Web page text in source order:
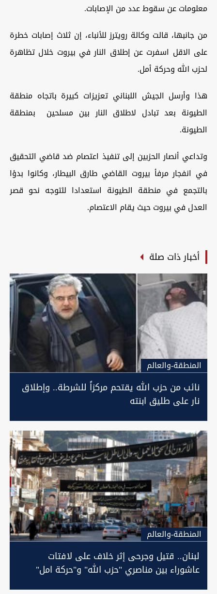
معلومات عن سقوط عدد من الإصابات.
من جانبها، قالت وكالة رويترز للأنباء، إن ثلاث إصابات خطرة
على الاقل اسفرت عن إطلاق النار في بيروت خلال تظاهرة
لحزب الله وحركة أمل.
هذا وأرسل الجيش اللبناني تعزيزات كبيرة باتجاه منطقة
الطيونة بعد تبادل لاطلاق النار بين مسلحين بمنطقة
الطيونة.
وتداعي أنصار الحزبين إلى تنفيذ اعتصام ضد قاضي التحقيق
في انفجار مرفأ بيروت القاضي طارق البيطار، وكانوا بدؤا
بالتجمع في منطقة الطيونة استعدادا للتوجه نحو قصر
العدل في بيروت حيث يقام الاعتصام.
أخبار ذات صلة
المنطقة-والعالم
نائب من حزب الله يقتحم مركزاً للشرطة.. وإطلاق
نار على طليق ابنته
المنطقة-والعالم
لبنان.. قتيل وجرحى إثر خلاف على لافتات
عاشوراء بين مناصري "حزب الله" و"حركة امل"